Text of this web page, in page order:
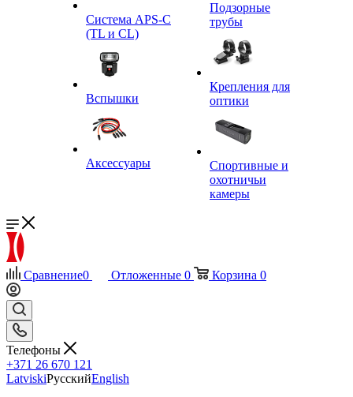
Система APS-C
(TL и CL)
Вспышки
Аксессуары
Подзорные
трубы
Крепления для
оптики
Спортивные и
охотничьи
камеры
Сравнение0 Отложенные 0 Корзина 0
Телефоны
+371 26 670 121
LatviskiРусскийEnglish